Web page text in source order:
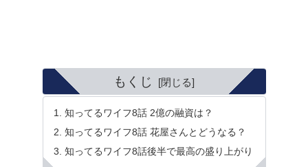
もくじ
知ってるワイフ8話 2億の融資は？
知ってるワイフ8話 花屋さんとどうなる？
知ってるワイフ8話後半で最高の盛り上がり